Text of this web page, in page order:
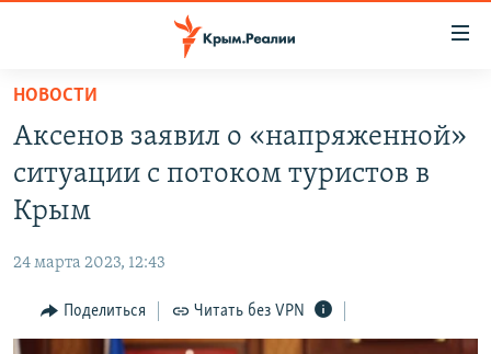
Вернуться
основному
содержанию
Вернутся
главной
навигации
Вернутся
11 ЛЕТ ОККУПАЦИИ КРЫМА. 11 ИСТОРИЙ СОПРОТИВЛЕНИЯ
ВОДА
ЕЩЕ
ИНТЕРАКТИВ
РАДІО СВОБОДА
НОВОСТИ
Аксенов заявил о «напряженной»
ситуации с потоком туристов в
Крым
24 марта 2023, 12:43
Поделиться Читать без VPN